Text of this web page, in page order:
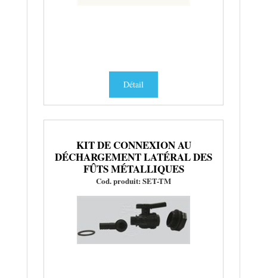
Détail
KIT DE CONNEXION AU
DÉCHARGEMENT LATÉRAL DES
FÛTS MÉTALLIQUES
Cod. produit: SET-TM